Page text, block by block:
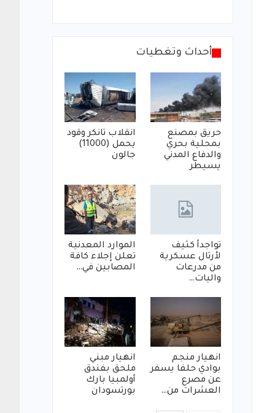
أحداث وتغطيات
حريق بمصنع
بمحلية بحري
والدفاع المدني
يسيطر
انقلاب تانكر وقود
يحمل (11000)
جالون
تواجدأ كثيف
لأرتال عسكرية
من مدرعات
واليات…
الموارد المعدنية
تعلن إجلاء كافة
المصابين في…
انهيار منجم
بوادي حلفا يسفر
عن مصرع
العشرات من…
انهيار مبني
ملحق بفندق
أولمبيا بارك
بورتسودان